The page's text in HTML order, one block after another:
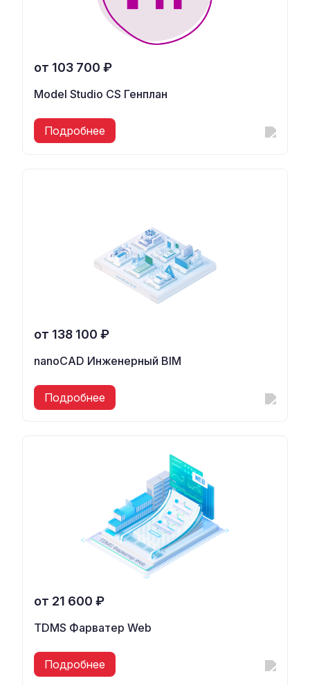
от 103 700 ₽
Model Studio CS Генплан
Подробнее
от 138 100 ₽
nanoCAD Инженерный BIM
Подробнее
от 21 600 ₽
TDMS Фарватер Web
Подробнее